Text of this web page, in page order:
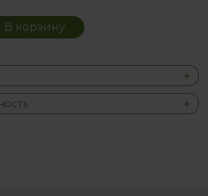
В корзину